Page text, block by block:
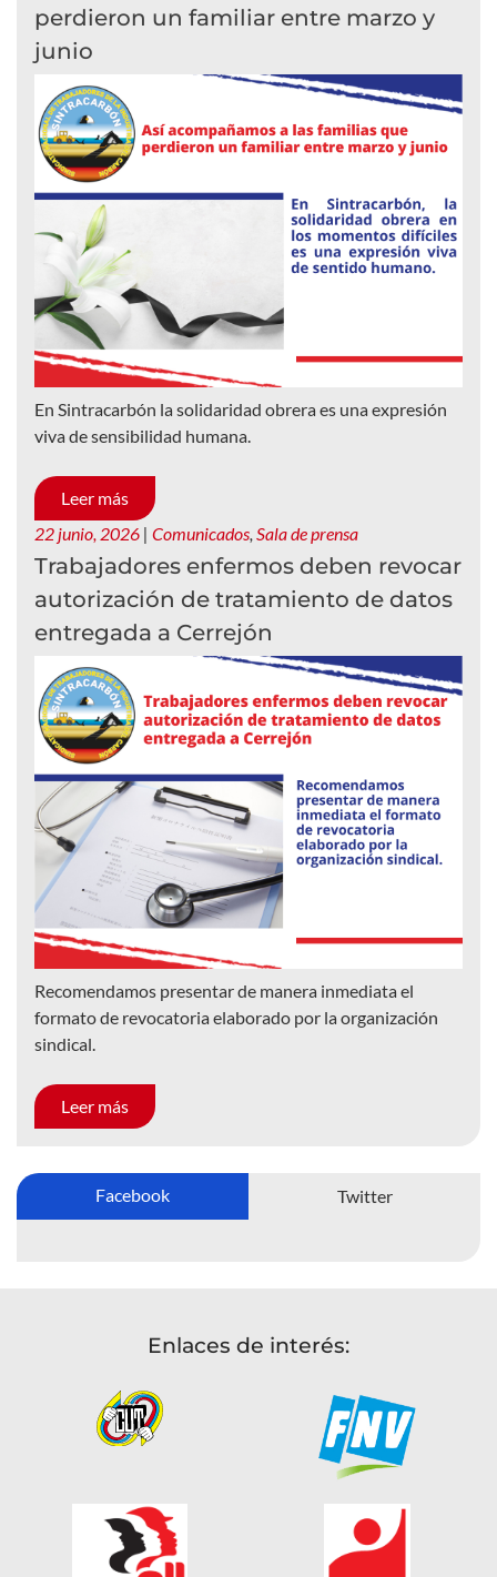
perdieron un familiar entre marzo y
junio
En Sintracarbón la solidaridad obrera es una expresión
viva de sensibilidad humana.
Leer más
22 junio, 2026 | Comunicados, Sala de prensa
Trabajadores enfermos deben revocar
autorización de tratamiento de datos
entregada a Cerrejón
Recomendamos presentar de manera inmediata el
formato de revocatoria elaborado por la organización
sindical.
Leer más
Facebook Twitter
Enlaces de interés: